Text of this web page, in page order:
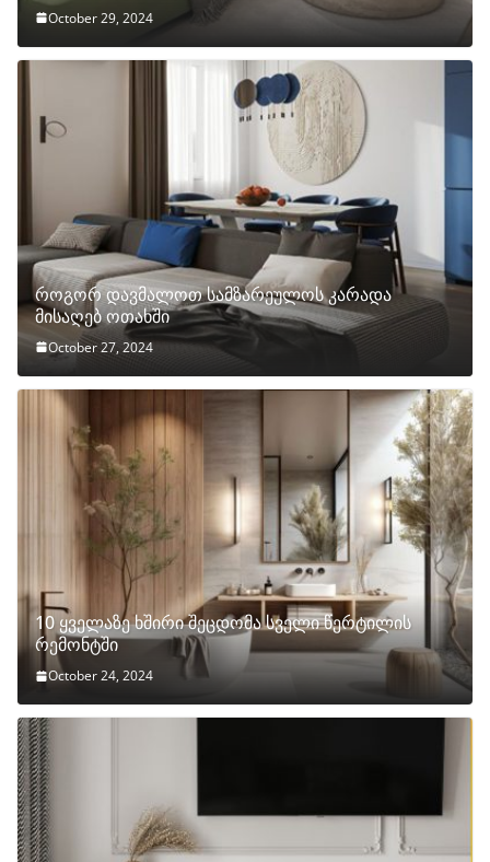
October 29, 2024
როგორ დავმალოთ სამზარეულოს კარადა
მისაღებ ოთახში
October 27, 2024
10 ყველაზე ხშირი შეცდომა სველი წერტილის
რემონტში
October 24, 2024